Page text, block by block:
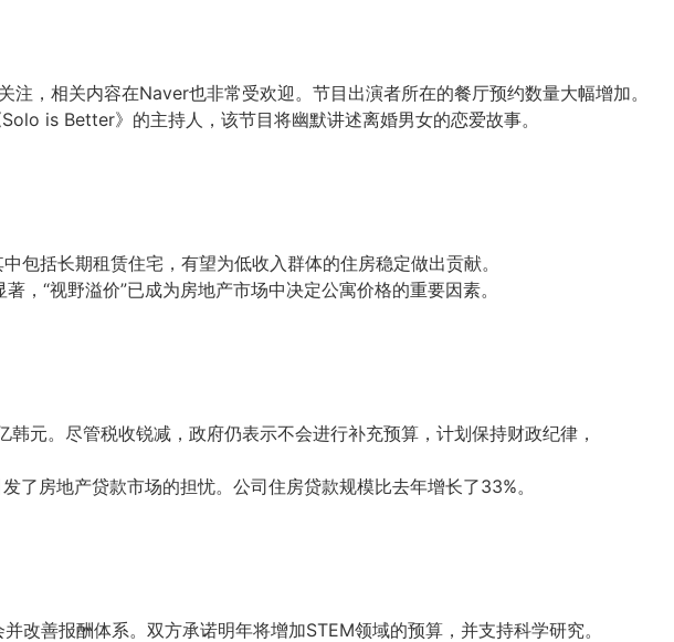
，相关内容在Naver也非常受欢迎。节目出演者所在的餐厅预约数量大幅增加。
is Better》的主持人，该节目将幽默讲述离婚男女的恋爱故事。
包括长期租赁住宅，有望为低收入群体的住房稳定做出贡献。
，“视野溢价”已成为房地产市场中决定公寓价格的重要因素。
元。尽管税收锐减，政府仍表示不会进行补充预算，计划保持财政纪律，
了房地产贷款市场的担忧。公司住房贷款规模比去年增长了33%。
善报酬体系。双方承诺明年将增加STEM领域的预算，并支持科学研究。